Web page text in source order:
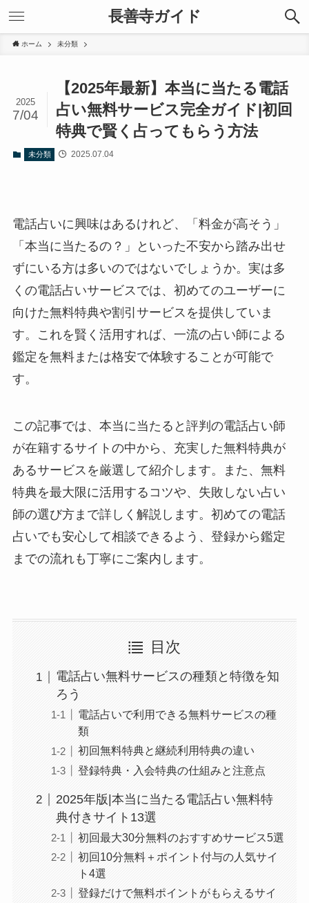
長善寺ガイド
ホーム 未分類
【2025年最新】本当に当たる電話
占い無料サービス完全ガイド|初回
特典で賢く占ってもらう方法
2025
7/04
未分類 2025.07.04
電話占いに興味はあるけれど、「料金が高そう」
「本当に当たるの？」といった不安から踏み出せ
ずにいる方は多いのではないでしょうか。実は多
くの電話占いサービスでは、初めてのユーザーに
向けた無料特典や割引サービスを提供していま
す。これを賢く活用すれば、一流の占い師による
鑑定を無料または格安で体験することが可能で
す。
この記事では、本当に当たると評判の電話占い師
が在籍するサイトの中から、充実した無料特典が
あるサービスを厳選して紹介します。また、無料
特典を最大限に活用するコツや、失敗しない占い
師の選び方まで詳しく解説します。初めての電話
占いでも安心して相談できるよう、登録から鑑定
までの流れも丁寧にご案内します。
目次
電話占い無料サービスの種類と特徴を知
ろう
電話占いで利用できる無料サービスの種
類
初回無料特典と継続利用特典の違い
登録特典・入会特典の仕組みと注意点
2025年版|本当に当たる電話占い無料特
典付きサイト13選
初回最大30分無料のおすすめサービス5選
初回10分無料＋ポイント付与の人気サイ
ト4選
登録だけで無料ポイントがもらえるサイ